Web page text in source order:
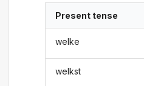
Present tense
welke
welkst